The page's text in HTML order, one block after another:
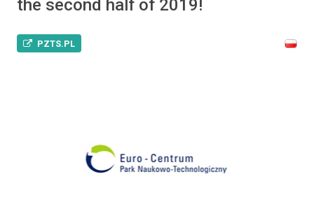
the second half of 2019!
PZTS.PL